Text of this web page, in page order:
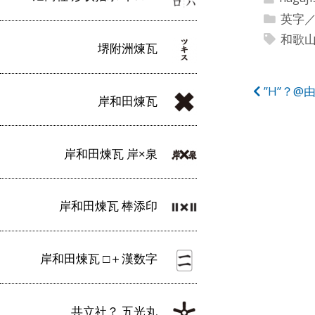
堺附洲煉瓦
岸和田煉瓦
岸和田煉瓦 岸×泉
岸和田煉瓦 棒添印
岸和田煉瓦 □＋漢数字
共立社？ 五光丸
英字
和歌
投”H”？@